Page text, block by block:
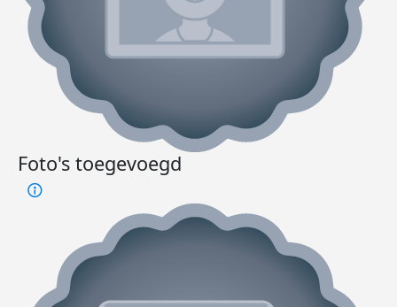
Foto's toegevoegd